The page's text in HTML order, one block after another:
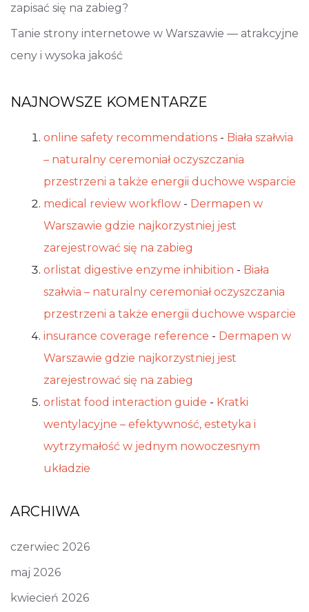
zapisać się na zabieg?
Tanie strony internetowe w Warszawie — atrakcyjne
ceny i wysoka jakość
NAJNOWSZE KOMENTARZE
online safety recommendations - Biała szałwia
– naturalny ceremoniał oczyszczania
przestrzeni a także energii duchowe wsparcie
medical review workflow - Dermapen w
Warszawie gdzie najkorzystniej jest
zarejestrować się na zabieg
orlistat digestive enzyme inhibition - Biała
szałwia – naturalny ceremoniał oczyszczania
przestrzeni a także energii duchowe wsparcie
insurance coverage reference - Dermapen w
Warszawie gdzie najkorzystniej jest
zarejestrować się na zabieg
orlistat food interaction guide - Kratki
wentylacyjne – efektywność, estetyka i
wytrzymałość w jednym nowoczesnym
układzie
ARCHIWA
czerwiec 2026
maj 2026
kwiecień 2026